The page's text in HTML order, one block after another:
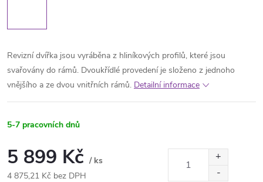
Revizní dvířka jsou vyráběna z hliníkových profilů, které jsou
svařovány do rámů. Dvoukřídlé provedení je složeno z jednoho
vnějšího a ze dvou vnitřních rámů. Detailní informace
5-7 pracovních dnů
5 899 Kč / ks
4 875,21 Kč bez DPH